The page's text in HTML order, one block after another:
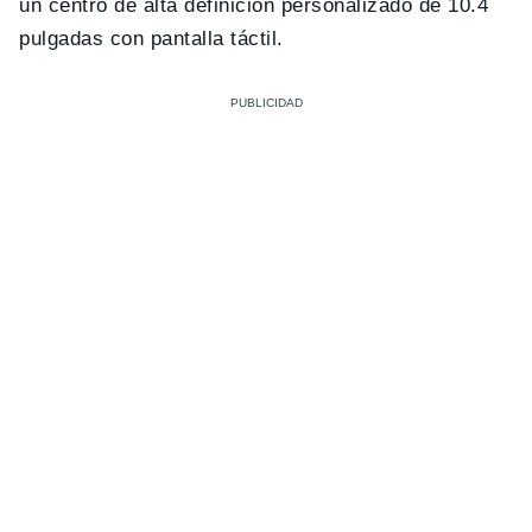
un centro de alta definición personalizado de 10.4
pulgadas con pantalla táctil.